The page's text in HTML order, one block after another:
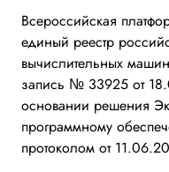
Всероссийская
единый реестр
вычислительных
запись № 33925 от
основании решения
программному
протоколом от